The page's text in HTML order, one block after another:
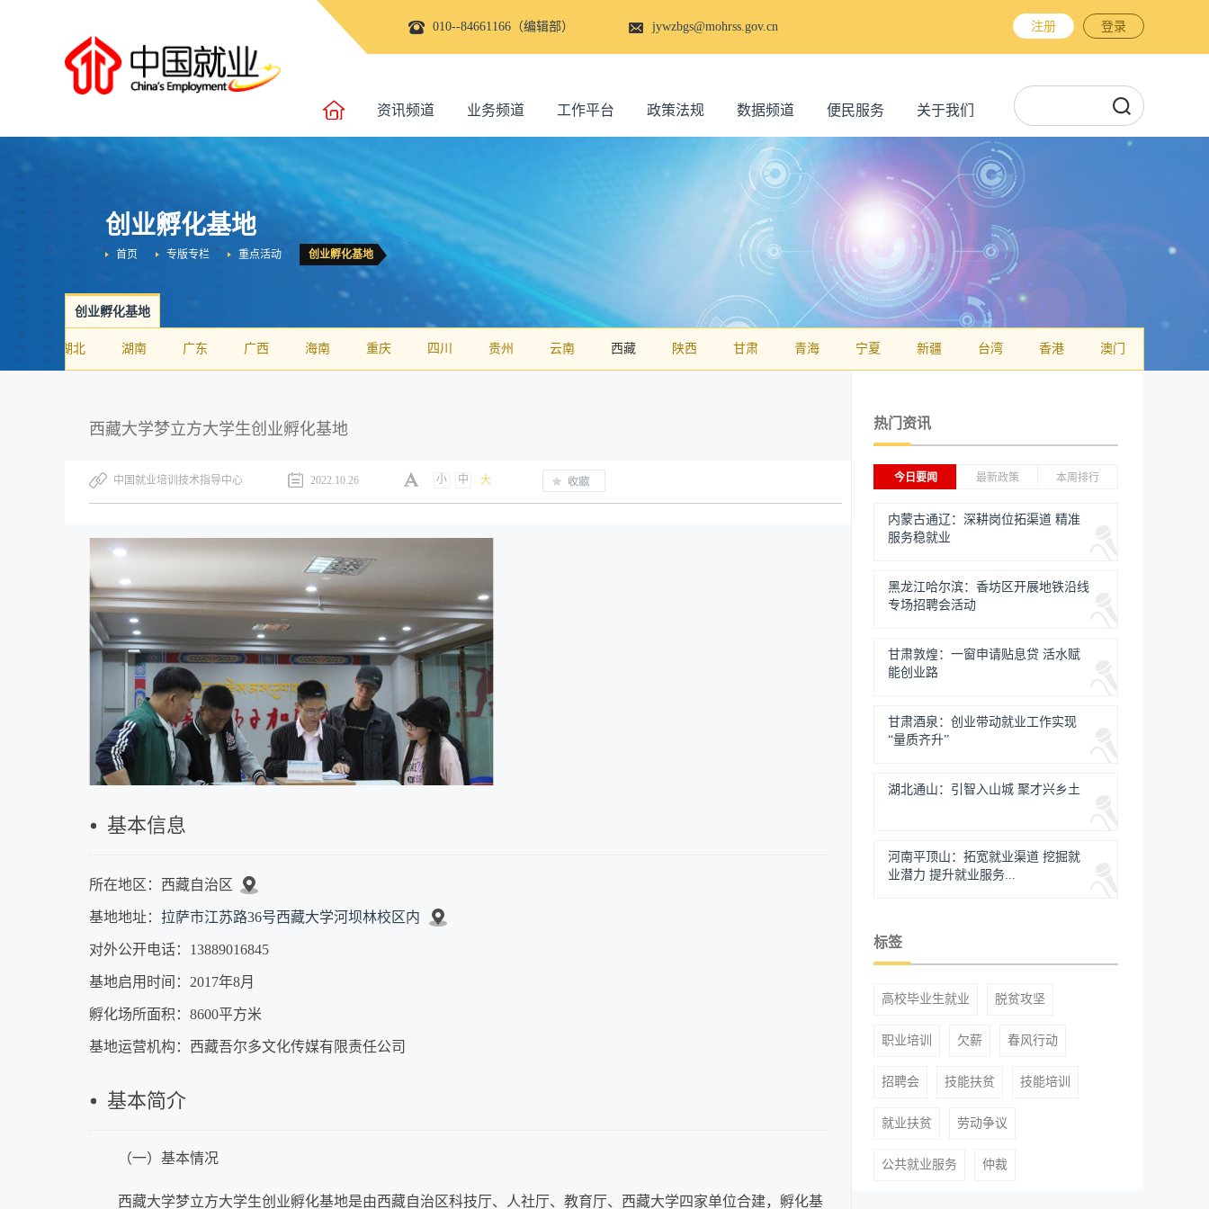
010--84661166（编辑部） jywzbgs@mohrss.gov.cn 注册 登录
资讯频道 业务频道 工作平台 政策法规 数据频道 便民服务 关于我们
创业孵化基地
创业孵化基地
重点活动
专版专栏
首页
创业孵化基地
湖北 湖南 广东 广西 海南 重庆 四川 贵州 云南 西藏 陕西 甘肃 青海 宁夏 新疆 台湾 香港 澳门
西藏大学梦立方大学生创业孵化基地
中国就业培训技术指导中心 2022.10.26 小 中 大
基本信息
所在地区：西藏自治区
基地地址： 拉萨市江苏路36号西藏大学河坝林校区内
对外公开电话：13889016845
基地启用时间：2017年8月
孵化场所面积：8600平方米
基地运营机构：西藏吾尔多文化传媒有限责任公司
基本简介
（一）基本情况
西藏大学梦立方大学生创业孵化基地是由西藏自治区科技厅、人社厅、教育厅、西藏大学四家单位合建，孵化基
热门资讯
今日要闻 最新政策 本周排行
内蒙古通辽：深耕岗位拓渠道 精准
服务稳就业
黑龙江哈尔滨：香坊区开展地铁沿线
专场招聘会活动
甘肃敦煌：一窗申请贴息贷 活水赋
能创业路
甘肃酒泉：创业带动就业工作实现
“量质齐升”
湖北通山：引智入山城 聚才兴乡土
河南平顶山：拓宽就业渠道 挖掘就
业潜力 提升就业服务...
标签
高校毕业生就业 脱贫攻坚
职业培训 欠薪 春风行动
招聘会 技能扶贫 技能培训
就业扶贫 劳动争议
公共就业服务 仲裁